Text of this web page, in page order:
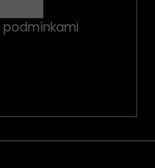
podmínkami